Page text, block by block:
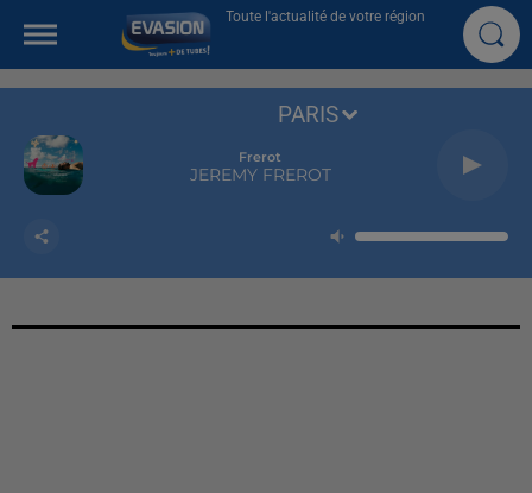
Toute l'actualité de votre région
Frerot
JEREMY FREROT
PARIS